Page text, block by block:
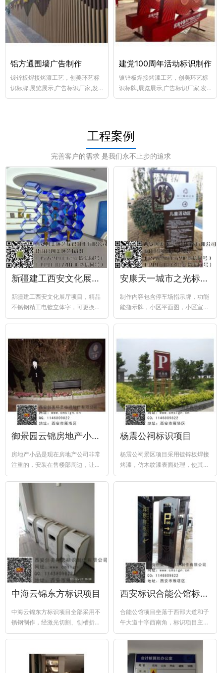
铝方通围墙广告制作
镀锌板焊接烤漆工艺，创美环艺标
识标牌,展览展示,广告标识厂家,发
光标识设计,户外广告制作,围墙广告
建党100周年活动标识制作
镀锌板焊接烤漆工艺，创美环艺标
识标牌,展览展示,广告标识厂家,发
光标识设计,户外广告制作,围墙广告
体字
工程案例
完善客户的需求 是我们永不止步的追求
新疆建工西安文化展厅项目
新疆建工西安文化展厅项目，精品
不锈钢精工电镀立体字，可更换换
面发光亚克力灯箱，蓝色透明亚克
安康天一城市之光标识项目
制作内容包含停车场指示牌，功能
能指示牌，小区平面图，小区宣传
栏，花草牌，宠物粪便收集箱等多
御景园云锦房地产小品项目
房地产小品是现在房地产公司非常
注重的，安装在售楼部周边，让客
户能感到一种家的感觉，充分阐述
了宾至如归...
杨震公祠标识项目
杨震公祠景区项目采用镀锌板焊接
烤漆，仿木纹漆表面处理，使其达
到木制标牌效果，立体字粘贴搭
中海云锦东方标识项目
中海云锦东方标识项目全部采用不
锈钢制作，经激光切割、刨槽折弯
焊接，电镀、喷漆丝印等工艺制作
西安标识合能公馆标识项目
合能公馆项目坐落于西部大道和子
午大道十字西南角，标识项目主要
涉及岗亭，样板间标识，合同展示